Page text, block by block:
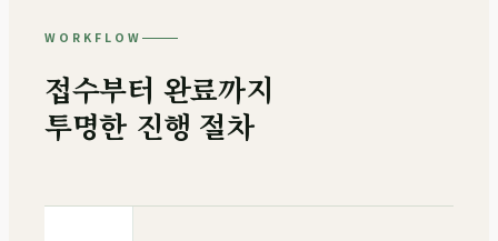
WORKFLOW
접수부터 완료까지
투명한 진행 절차